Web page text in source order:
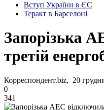
Вступ України в ЄС
Теракт в Барселоні
Запорізька
третій
Корреспондент.biz, 20
0
341